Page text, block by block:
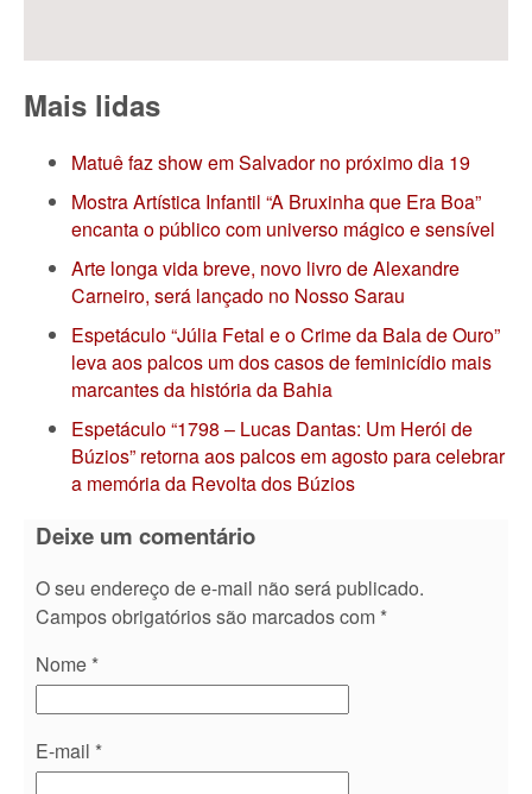
Mais lidas
Matuê faz show em Salvador no próximo dia 19
Mostra Artística Infantil “A Bruxinha que Era Boa”
encanta o público com universo mágico e sensível
Arte longa vida breve, novo livro de Alexandre
Carneiro, será lançado no Nosso Sarau
Espetáculo “Júlia Fetal e o Crime da Bala de Ouro”
leva aos palcos um dos casos de feminicídio mais
marcantes da história da Bahia
Espetáculo “1798 – Lucas Dantas: Um Herói de
Búzios” retorna aos palcos em agosto para celebrar
a memória da Revolta dos Búzios
Deixe um comentário
O seu endereço de e-mail não será publicado.
Campos obrigatórios são marcados com *
Nome *
E-mail *